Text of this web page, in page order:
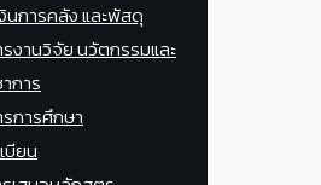
นการคลัง และพัสดุ
งานวิจัย นวัตกรรมและ
การ
การศึกษา
บียน